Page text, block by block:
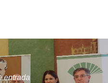
entrada